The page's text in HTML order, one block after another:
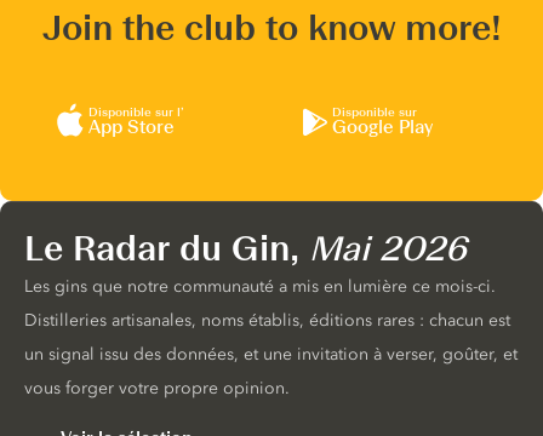
Join the club to know more!
Disponible sur l’
App Store
Disponible sur
Google Play
Le Radar du Gin, Mai 2026
Les gins que notre communauté a mis en lumière ce mois-ci.
Distilleries artisanales, noms établis, éditions rares : chacun est
un signal issu des données, et une invitation à verser, goûter, et
vous forger votre propre opinion.